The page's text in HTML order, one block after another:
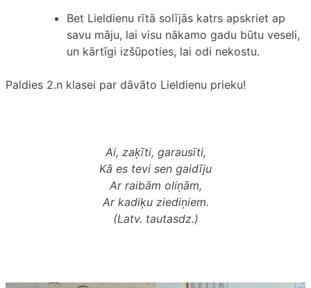
Bet Lieldienu rītā solījās katrs apskriet ap
savu māju, lai visu nākamo gadu būtu veseli,
un kārtīgi izšūpoties, lai odi nekostu.
Paldies 2.n klasei par dāvāto Lieldienu prieku!
Ai, zaķīti, garausīti,
Kā es tevi sen gaidīju
Ar raibām oliņām,
Ar kadiķu ziediņiem.
(Latv. tautasdz.)